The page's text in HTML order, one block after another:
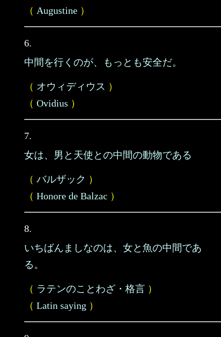
（ Augustine ）
6.
中間を行くのが、もっとも安全だ。
（ オウィディウス ）
（ Ovidius ）
7.
女は、男と天使との中間の動物である
（ バルザック ）
（ Honore de Balzac ）
8.
いちばんましなのは、女と魚の中間であ
る。
（ ラテンのことわざ・格言 ）
（ Latin saying ）